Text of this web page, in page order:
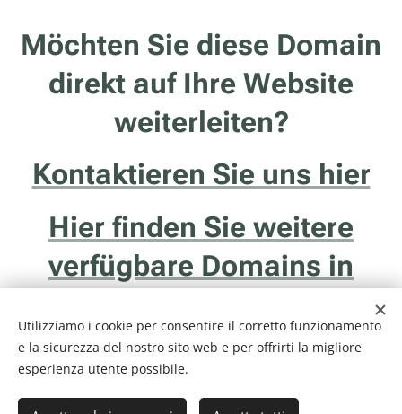
Möchten Sie diese Domain
direkt auf Ihre Website
weiterleiten?
Kontaktieren Sie uns hier
Hier finden Sie weitere
verfügbare Domains in
Utilizziamo i cookie per consentire il corretto funzionamento
e la sicurezza del nostro sito web e per offrirti la migliore
esperienza utente possibile.